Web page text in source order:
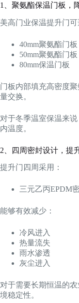
1、聚氨酯保温门板，
美高门业保温提升门可
40mm聚氨酯门板
50mm聚氨酯门板
80mm保温门板
门板内部填充高密度
量交换。
对于冬季温室保温来
内温度。
2、四周密封设计，提
提升门四周采用：
三元乙丙EPDM
能够有效减少：
冷风进入
热量流失
雨水渗透
灰尘进入
对于需要长期恒温的
境稳定性。